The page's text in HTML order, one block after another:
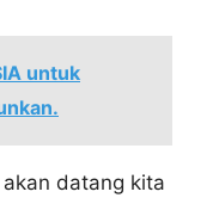
untuk
datang kita